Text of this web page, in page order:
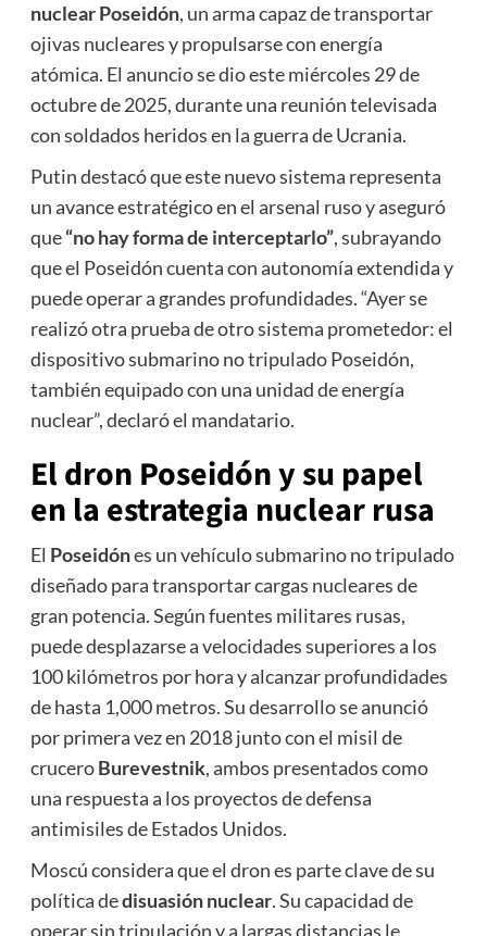
nuclear Poseidón, un arma capaz de transportar
ojivas nucleares y propulsarse con energía
atómica. El anuncio se dio este miércoles 29 de
octubre de 2025, durante una reunión televisada
con soldados heridos en la guerra de Ucrania.
Putin destacó que este nuevo sistema representa
un avance estratégico en el arsenal ruso y aseguró
que“no hay forma de interceptarlo”, subrayando
que el Poseidón cuenta con autonomía extendida y
puede operar a grandes profundidades. “Ayer se
realizó otra prueba de otro sistema prometedor: el
dispositivo submarino no tripulado Poseidón,
también equipado con una unidad de energía
nuclear”, declaró el mandatario.
El dron Poseidón y su papel
en la estrategia nuclear rusa
El Poseidónes un vehículo submarino no tripulado
diseñado para transportar cargas nucleares de
gran potencia. Según fuentes militares rusas,
puede desplazarse a velocidades superiores a los
100 kilómetros por hora y alcanzar profundidades
de hasta 1,000 metros. Su desarrollo se anunció
por primera vez en 2018 junto con el misil de
cruceroBurevestnik, ambos presentados como
una respuesta a los proyectos de defensa
antimisiles de Estados Unidos.
Moscú considera que el dron es parte clave de su
política dedisuasión nuclear. Su capacidad de
operar sin tripulación y a largas distancias le